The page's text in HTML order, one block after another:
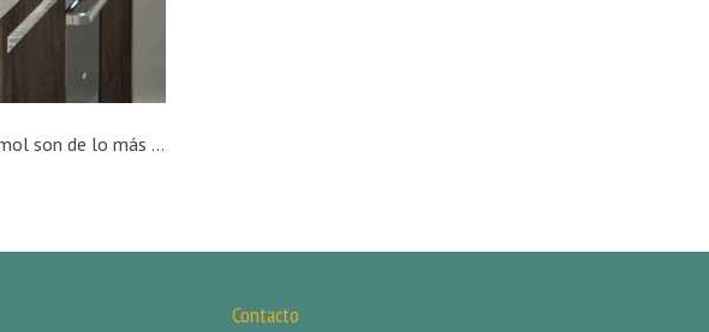
«El mármol es una magnífica piedra natural, muy resistente y duradera». Los usos del mármol son de lo más diverso, gracias a las cualidades citadas anteriormente. Suelos, encimeras de cocinas y baños, lavabos, solados, piscinas, chimeneas, etc. son realizados con esta piedra natural. En muchas ocasiones, se cree que la limpieza y el mantenimiento del mármol es más […]
Contacto